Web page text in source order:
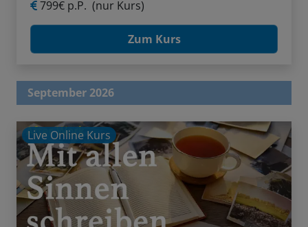
799€ p.P. (nur Kurs)
Zum Kurs
September 2026
Live Online Kurs